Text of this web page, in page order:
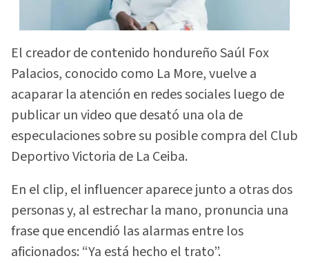
El creador de contenido hondureño Saúl Fox
Palacios, conocido como La More, vuelve a
acaparar la atención en redes sociales luego de
publicar un video que desató una ola de
especulaciones sobre su posible compra del Club
Deportivo Victoria de La Ceiba.
En el clip, el influencer aparece junto a otras dos
personas y, al estrechar la mano, pronuncia una
frase que encendió las alarmas entre los
aficionados: “Ya está hecho el trato”.